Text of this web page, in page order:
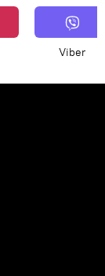
Viber